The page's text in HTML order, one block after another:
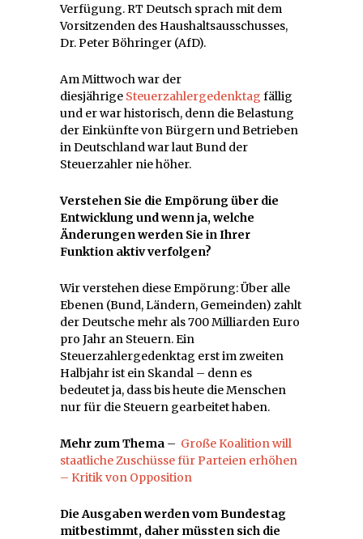
Verfügung. RT Deutsch sprach mit dem
Vorsitzenden des Haushaltsausschusses,
Dr. Peter Böhringer (AfD).
Am Mittwoch war der
diesjährige Steuerzahlergedenktag fällig
und er war historisch, denn die Belastung
der Einkünfte von Bürgern und Betrieben
in Deutschland war laut Bund der
Steuerzahler nie höher.
Verstehen Sie die Empörung über die
Entwicklung und wenn ja, welche
Änderungen werden Sie in Ihrer
Funktion aktiv verfolgen?
Wir verstehen diese Empörung: Über alle
Ebenen (Bund, Ländern, Gemeinden) zahlt
der Deutsche mehr als 700 Milliarden Euro
pro Jahr an Steuern. Ein
Steuerzahlergedenktag erst im zweiten
Halbjahr ist ein Skandal – denn es
bedeutet ja, dass bis heute die Menschen
nur für die Steuern gearbeitet haben.
Mehr zum Thema – Große Koalition will
staatliche Zuschüsse für Parteien erhöhen
– Kritik von Opposition
Die Ausgaben werden vom Bundestag
mitbestimmt, daher müssten sich die